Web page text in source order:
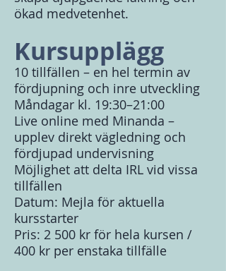
ökad medvetenhet.
Kursupplägg
10 tillfällen – en hel termin av
fördjupning och inre utveckling
Måndagar kl. 19:30–21:00
Live online med Minanda –
upplev direkt vägledning och
fördjupad undervisning
Möjlighet att delta IRL vid vissa
tillfällen
Datum: Mejla för aktuella
kursstarter
Pris: 2 500 kr för hela kursen /
400 kr per enstaka tillfälle